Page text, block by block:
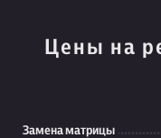
Цены на
Замена матрицы